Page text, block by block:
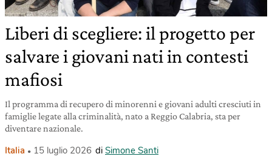
Liberi di scegliere: il progetto per
salvare i giovani nati in contesti
mafiosi
Il programma di recupero di minorenni e giovani adulti cresciuti in
famiglie legate alla criminalità, nato a Reggio Calabria, sta per
diventare nazionale.
Italia 15 luglio 2026 di Simone Santi